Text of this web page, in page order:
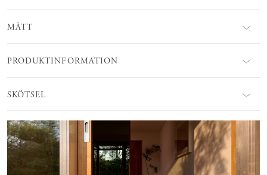
MÅTT
PRODUKTINFORMATION
SKÖTSEL